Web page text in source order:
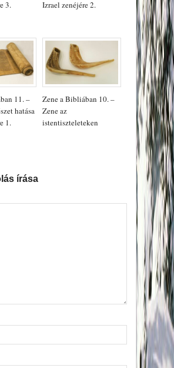
3.
Izrael zenéjére 2.
11. –
hatása
1.
Zene a Bibliában 10. –
Zene az
istentiszteleteken
írása